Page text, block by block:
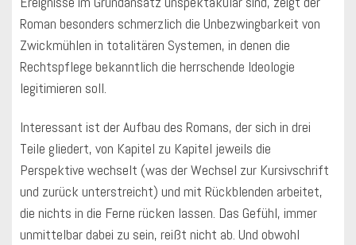
Roman besonders schmerzlich die Unbezwingbarkeit von
Zwickmühlen in totalitären Systemen, in denen die
Rechtspflege bekanntlich die herrschende Ideologie
legitimieren soll.
Interessant ist der Aufbau des Romans, der sich in drei
Teile gliedert, von Kapitel zu Kapitel jeweils die
Perspektive wechselt (was der Wechsel zur Kursivschrift
und zurück unterstreicht) und mit Rückblenden arbeitet,
die nichts in die Ferne rücken lassen. Das Gefühl, immer
unmittelbar dabei zu sein, reißt nicht ab. Und obwohl